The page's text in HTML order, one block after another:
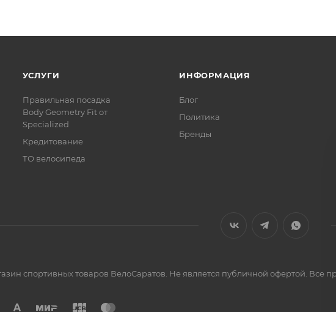
УСЛУГИ
Правильная посадка
Body Geometry Fit от
Specialized
Кредитование
ТО велосипеда
ИНФОРМАЦИЯ
Блог
Политика
Бренды
спортивных товаров ВелоСаратов. Не является публичной офертой.